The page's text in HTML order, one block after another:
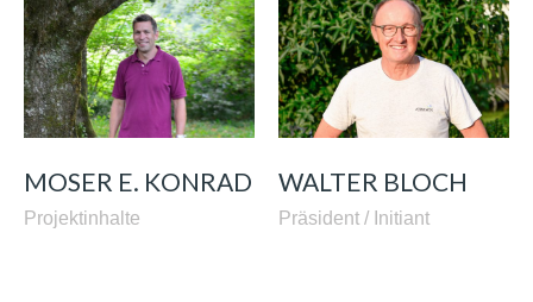
MOSER E. KONRAD
Projektinhalte
WALTER BLOCH
Präsident / Initiant